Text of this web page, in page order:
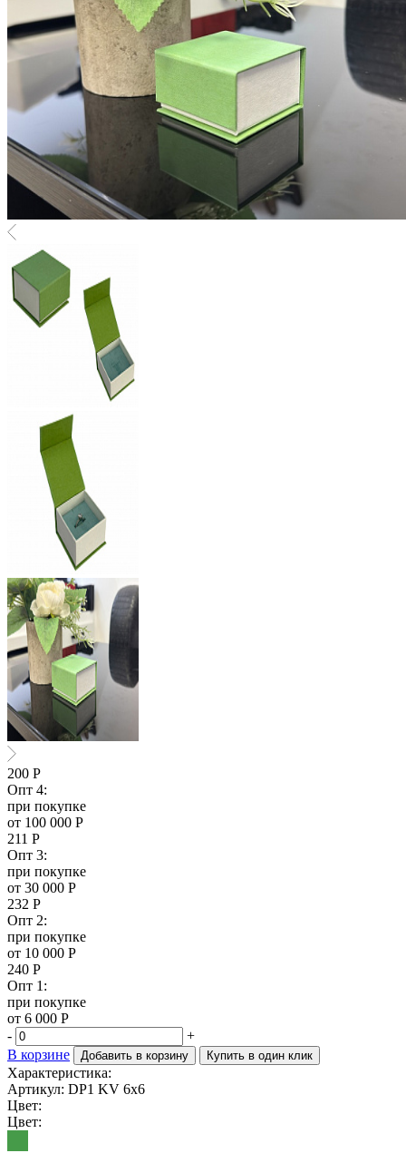
200 Р
Опт 4:
при покупке
от 100 000 Р
211 Р
Опт 3:
при покупке
от 30 000 Р
232 Р
Опт 2:
при покупке
от 10 000 Р
240 Р
Опт 1:
при покупке
от 6 000 Р
-
+
В корзине
Добавить в корзину Купить в один клик
Характеристика:
Артикул: DP1 KV 6x6
Цвет:
Цвет: